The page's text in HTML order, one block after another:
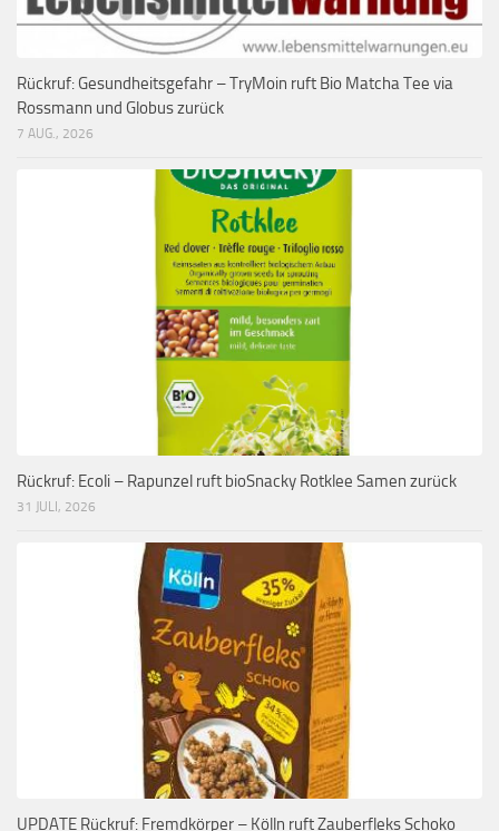
Rückruf: Gesundheitsgefahr – TryMoin ruft Bio Matcha Tee via
Rossmann und Globus zurück
7 AUG., 2026
Rückruf: Ecoli – Rapunzel ruft bioSnacky Rotklee Samen zurück
31 JULI, 2026
UPDATE Rückruf: Fremdkörper – Kölln ruft Zauberfleks Schoko